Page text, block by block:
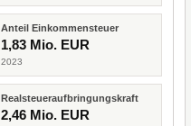
Anteil Einkommensteuer
1,83 Mio. EUR
2023
Realsteueraufbringungskraft
2,46 Mio. EUR